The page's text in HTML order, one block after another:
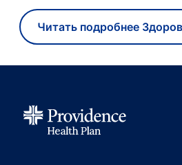
Читать подробнее